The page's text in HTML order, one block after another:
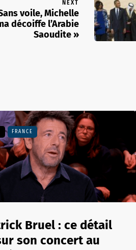
NEXT
voile, Michelle
décoiffe l’Arabie
Saoudite »
FRANCE
Bruel : ce détail
son concert au